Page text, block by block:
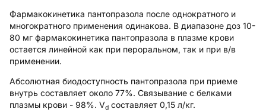
Фармакокинетика пантопразола после однократного и
многократного применения одинакова. В диапазоне доз 10-
80 мг фармакокинетика пантопразола в плазме крови
остается линейной как при пероральном, так и при в/в
применении.
Абсолютная биодоступность пантопразола при приеме
внутрь составляет около 77%. Связывание с белками
плазмы крови - 98%. Vd составляет 0,15 л/кг.